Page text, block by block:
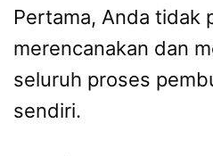
Pertama, Anda tidak
merencanakan dan
seluruh proses
sendiri.